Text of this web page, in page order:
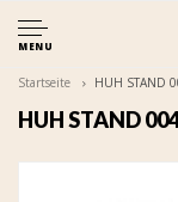
MENU
Startseite HUH STAND
HUH STAND